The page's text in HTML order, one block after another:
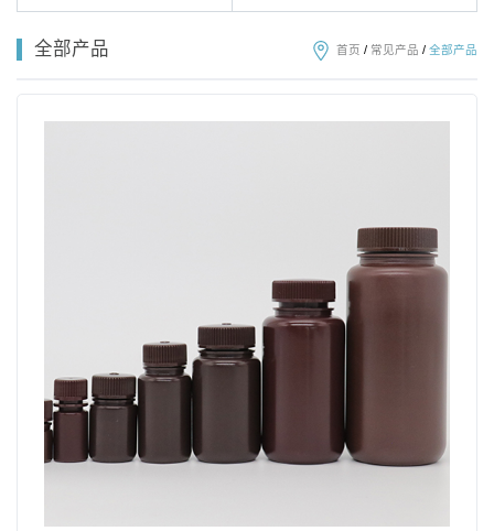
全部产品 首页 / 常见产品 / 全部产品